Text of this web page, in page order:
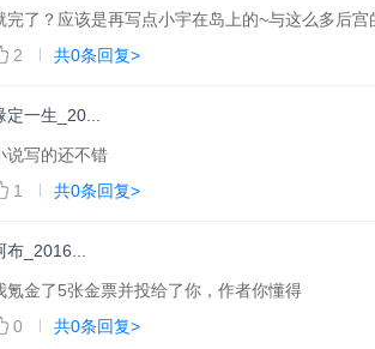
完了？应该是再写点小宇在岛上的~与这么多后宫
2
共0条回复>
定一生_20...
说写的还不错
1
共0条回复>
布_2016...
氪金了5张金票并投给了你，作者你懂得
0
共0条回复>